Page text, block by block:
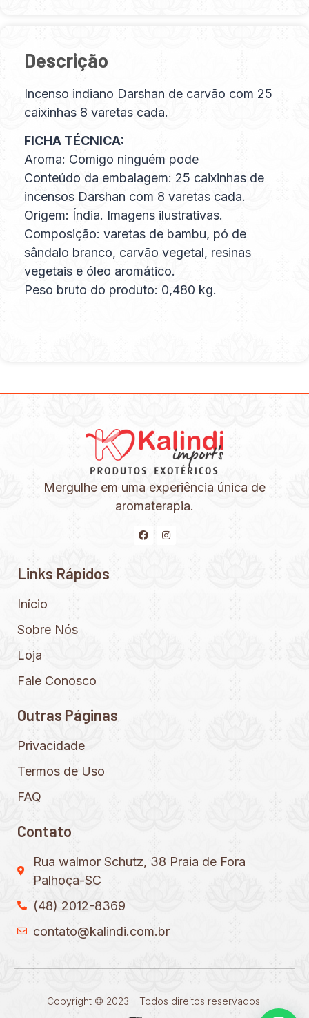
Descrição
Incenso indiano Darshan de carvão com 25
caixinhas 8 varetas cada.
FICHA TÉCNICA:
Aroma: Comigo ninguém pode
Conteúdo da embalagem: 25 caixinhas de
incensos Darshan com 8 varetas cada.
Origem: Índia. Imagens ilustrativas.
Composição: varetas de bambu, pó de
sândalo branco, carvão vegetal, resinas
vegetais e óleo aromático.
Peso bruto do produto: 0,480 kg.
Mergulhe em uma experiência única de
aromaterapia.
Links Rápidos
Início
Sobre Nós
Loja
Fale Conosco
Outras Páginas
Privacidade
Termos de Uso
FAQ
Contato
Rua walmor Schutz, 38 Praia de Fora
Palhoça-SC
(48) 2012-8369
contato@kalindi.com.br
Copyright © 2023 – Todos direitos reservados.